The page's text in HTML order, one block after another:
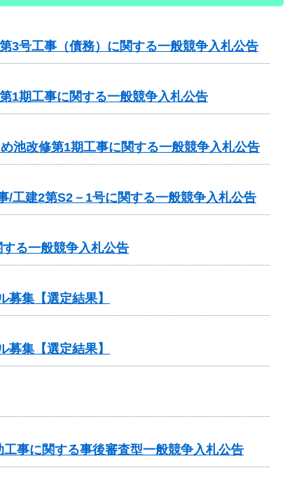
号工事（債務）に関する一般競争入札公告
1期工事に関する一般競争入札公告
池改修第1期工事に関する一般競争入札公告
建2第S2－1号に関する一般競争入札公告
る一般競争入札公告
集【選定結果】
集【選定結果】
事に関する事後審査型一般競争入札公告